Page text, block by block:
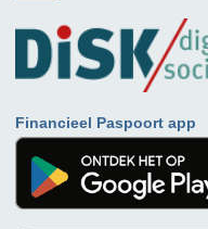
Financieel Paspoort app